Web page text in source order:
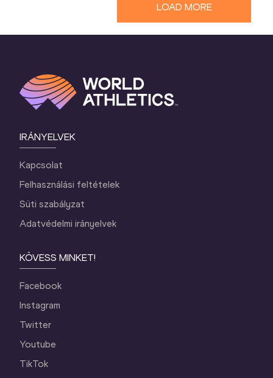
LOAD MORE
IRÁNYELVEK
Kapcsolat
Felhasználási feltételek
Süti szabályzat
Adatvédelmi irányelvek
KÖVESS MINKET!
Facebook
Instagram
Twitter
Youtube
TikTok